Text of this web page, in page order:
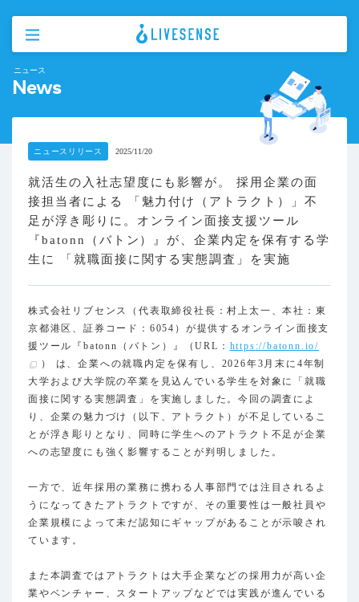
ニュース
News
ニュースリリース 2025/11/20
就活生の入社志望度にも影響が。 採用企業の面
接担当者による 「魅力付け（アトラクト）」不
足が浮き彫りに。オンライン面接支援ツール
『batonn（バトン）』が、企業内定を保有する学
生に 「就職面接に関する実態調査」を実施
株式会社リブセンス（代表取締役社長：村上太一、本社：東
京都港区、証券コード：6054）が提供するオンライン面接支
援ツール『batonn（バトン）』（URL： https://batonn.io/
） は、企業への就職内定を保有し、2026年3月末に4年制
大学および大学院の卒業を見込んでいる学生を対象に「就職
面接に関する実態調査」を実施しました。今回の調査によ
り、企業の魅力づけ（以下、アトラクト）が不足しているこ
とが浮き彫りとなり、同時に学生へのアトラクト不足が企業
への志望度にも強く影響することが判明しました。
一方で、近年採用の業務に携わる人事部門では注目されるよ
うになってきたアトラクトですが、その重要性は一般社員や
企業規模によって未だ認知にギャップがあることが示唆され
ています。
また本調査ではアトラクトは大手企業などの採用力が高い企
業やベンチャー、スタートアップなどでは実践が進んでいる